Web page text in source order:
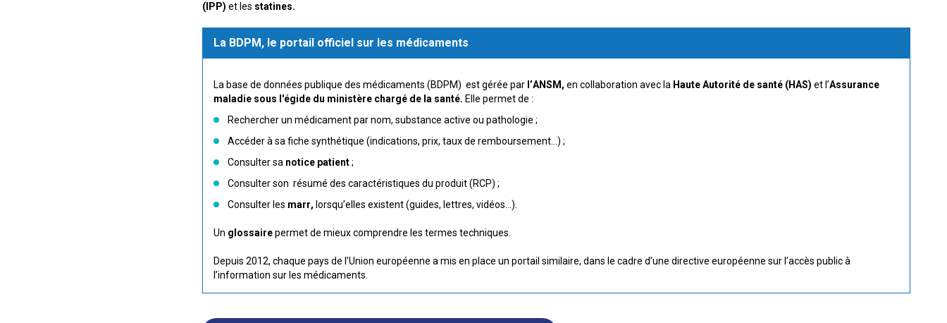
(IPP) et les statines.
La BDPM, le portail officiel sur les médicaments
La base de données publique des médicaments (BDPM) est gérée par l’ANSM, en collaboration avec la Haute Autorité de santé (HAS) et l’Assurance
maladie sous l'égide du ministère chargé de la santé. Elle permet de :
Rechercher un médicament par nom, substance active ou pathologie ;
Accéder à sa fiche synthétique (indications, prix, taux de remboursement…) ;
Consulter sa notice patient;
Consulter son résumé des caractéristiques du produit (RCP) ;
Consulter les marr, lorsqu’elles existent (guides, lettres, vidéos...).
Un glossairepermet de mieux comprendre les termes techniques.
Depuis 2012, chaque pays de l’Union européenne a mis en place un portail similaire, dans le cadre d’une directive européenne sur l’accès public à
l’information sur les médicaments.